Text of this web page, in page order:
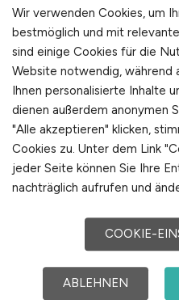
Oberarzt
Psychotherapie
Göttingen
Wir verwenden Cookies, um
bestmöglich und mit
sind einige Cookies für die
Website notwendig, während
Ihnen personalisierte Inhalte
dienen außerdem anonymen
"Alle akzeptieren" klicken,
Cookies zu. Unter dem Link
jeder Seite können Sie Ihre
nachträglich aufrufen und
COOKIE-
ABLEHNEN